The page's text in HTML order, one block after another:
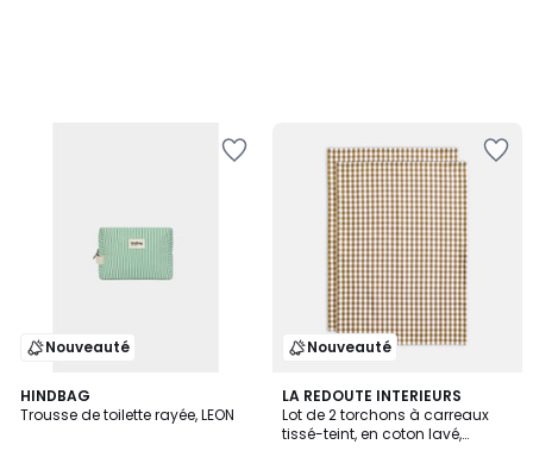
Nouveauté
HINDBAG
Trousse de toilette rayée, LEON
Nouveauté
LA REDOUTE INTERIEURS
Lot de 2 torchons à carreaux
tissé-teint, en coton lavé,
3
Couleurs